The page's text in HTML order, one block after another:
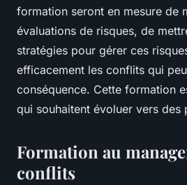
formation seront en mesure de
évaluations de risques, de
stratégies pour gérer ces
efficacement les conflits qui
conséquence. Cette formation
qui souhaitent évoluer vers des
Formation au
conflits